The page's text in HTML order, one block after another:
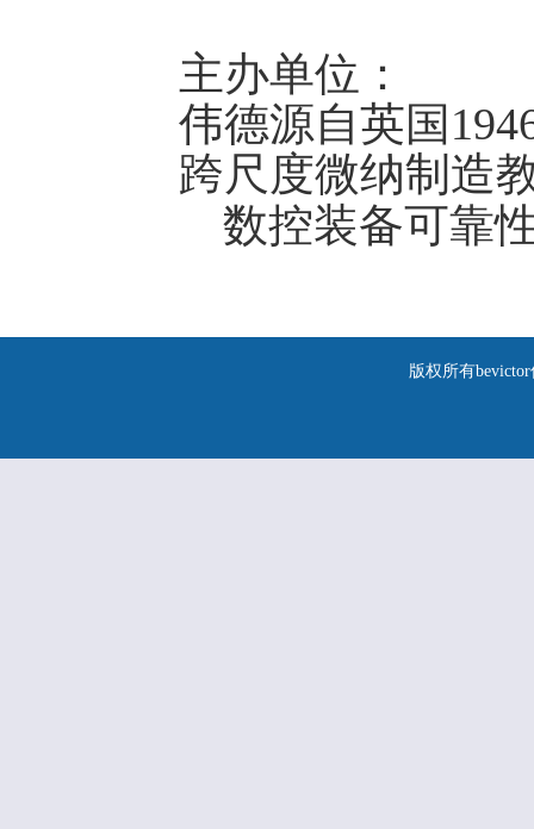
主办单位：
伟德源自英国
跨尺度微纳制造
数控装备可靠
版权所有